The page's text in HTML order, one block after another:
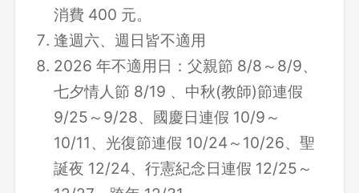
消費 400 元。
逢週六、週日皆不適用
2026 年不適用日：父親節 8/8～8/9、
七夕情人節 8/19 、中秋(教師)節連假
9/25～9/28、國慶日連假 10/9～
10/11、光復節連假 10/24～10/26、聖
誕夜 12/24、行憲紀念日連假 12/25～